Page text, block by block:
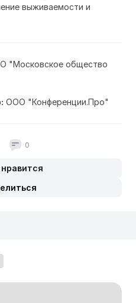
выживаемости и
"Московское общество
ООО "Конференции.Про"
0